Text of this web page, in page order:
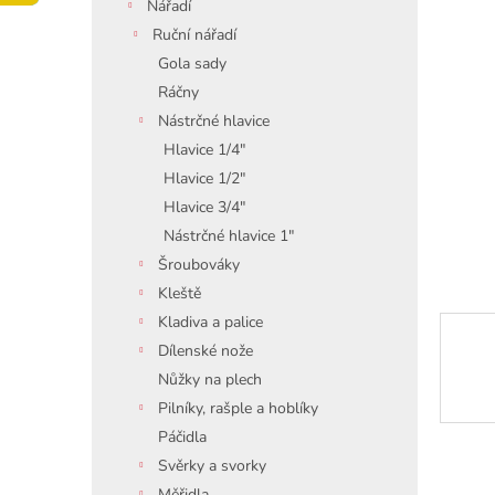
Nářadí
Ruční nářadí
Gola sady
Ráčny
Nástrčné hlavice
Hlavice 1/4"
Hlavice 1/2"
Hlavice 3/4"
Nástrčné hlavice 1"
Šroubováky
Kleště
Kladiva a palice
Dílenské nože
Nůžky na plech
Pilníky, rašple a hoblíky
Páčidla
Svěrky a svorky